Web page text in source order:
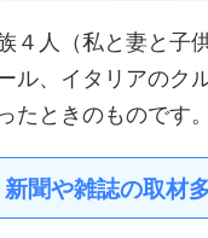
４人（私と妻と子
ル、イタリアのク
たときのものです
聞や雑誌の取材